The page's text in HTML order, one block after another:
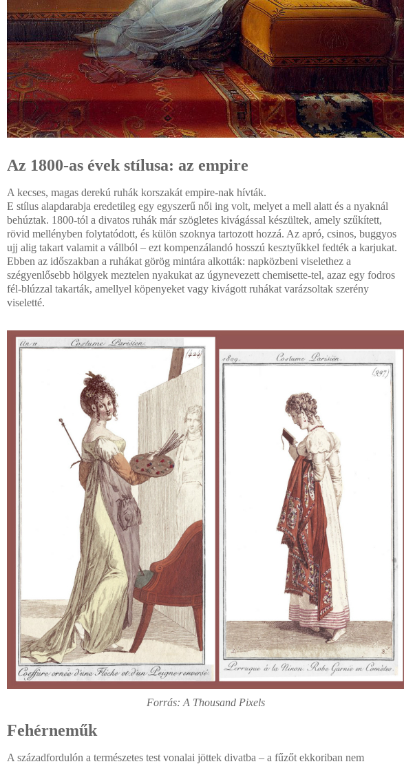
Az 1800-as évek stílusa: az empire
A kecses, magas derekú ruhák korszakát empire-nak hívták.
E stílus alapdarabja eredetileg egy egyszerű női ing volt, melyet a mell alatt és a nyaknál
behúztak. 1800-tól a divatos ruhák már szögletes kivágással készültek, amely szűkített,
rövid mellényben folytatódott, és külön szoknya tartozott hozzá. Az apró, csinos, buggyos
ujj alig takart valamit a vállból – ezt kompenzálandó hosszú kesztyűkkel fedték a karjukat.
Ebben az időszakban a ruhákat görög mintára alkották: napközbeni viselethez a
szégyenlősebb hölgyek meztelen nyakukat az úgynevezett chemisette-tel, azaz egy fodros
fél-blúzzal takarták, amellyel köpenyeket vagy kivágott ruhákat varázsoltak szerény
viseletté.
Forrás: A Thousand Pixels
Fehérneműk
A századfordulón a természetes test vonalai jöttek divatba – a fűzőt ekkoriban nem